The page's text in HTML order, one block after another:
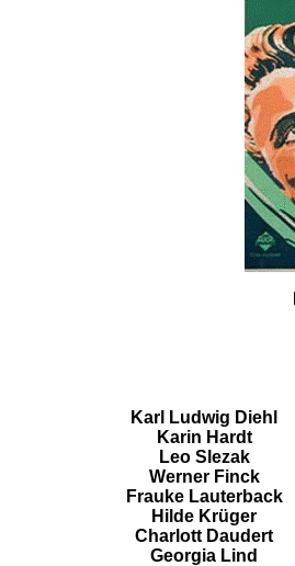
Karl Ludwig Diehl
Karin Hardt
Leo Slezak
Werner Finck
Frauke Lauterback
Hilde Krüger
Charlott Daudert
Georgia Lind